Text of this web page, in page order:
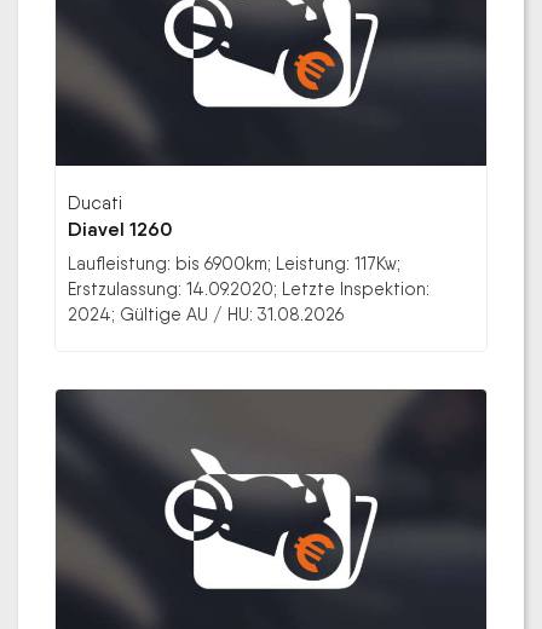
Ducati
Diavel 1260
Laufleistung: bis 6900km; Leistung: 117Kw;
Erstzulassung: 14.09.2020; Letzte Inspektion:
2024; Gültige AU / HU: 31.08.2026